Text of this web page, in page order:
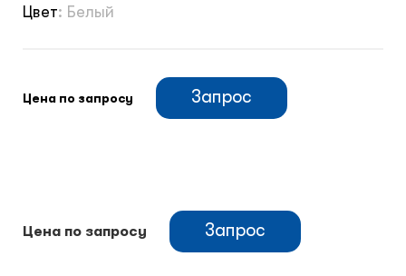
Цвет: Белый
Цена по запросу Запрос
Цена по запросу Запрос